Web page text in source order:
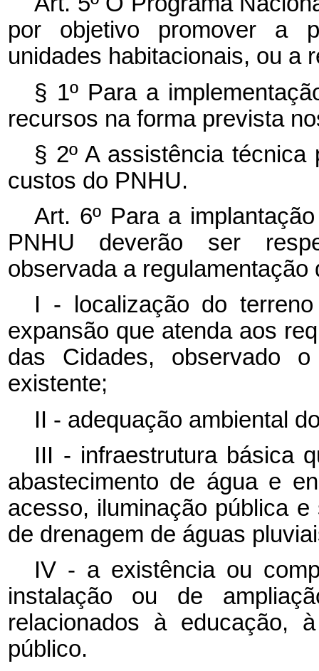
por objetivo promover a
unidades habitacionais, ou a
§ 1º Para a
recursos na forma prevista
§ 2º A assistência
custos do PNHU.
Art. 6º Para a
PNHU deverão ser
observada a
I - localização do
expansão que atenda aos
das Cidades, observado
existente;
II - adequação ambiental
III - infraestrutura básica
abastecimento de água e
acesso, iluminação pública
de drenagem de águas
IV - a existência ou
instalação ou de
relacionados à educação,
público.